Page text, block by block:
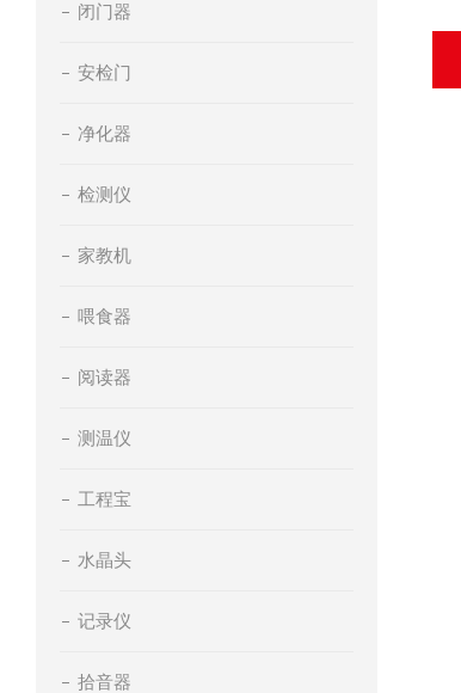
闭门器
安检门
净化器
检测仪
家教机
喂食器
阅读器
测温仪
工程宝
水晶头
记录仪
拾音器